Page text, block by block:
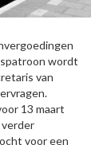
wordt
van
13 maart
voor een